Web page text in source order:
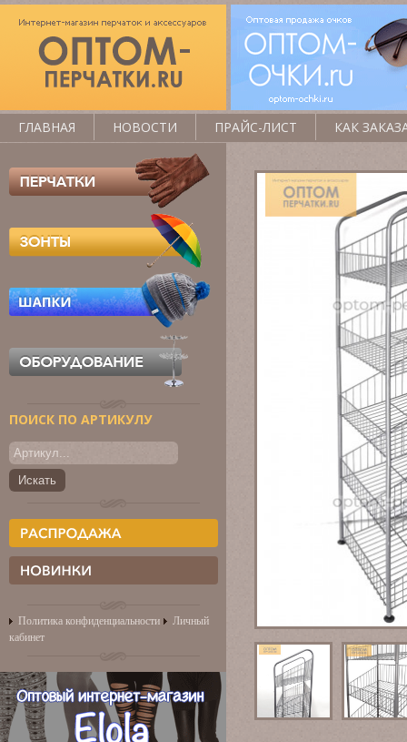
ПОИСК ПО АРТИКУЛУ
Политика конфиденциальности
Личный
кабинет
ГЛАВНАЯ НОВОСТИ ПРАЙС-ЛИСТ КАК